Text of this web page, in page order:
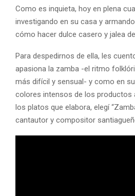
Como es inquieta, hoy en plena
investigando en su casa y
cómo hacer dulce casero y jalea
Para despedirnos de ella, les
apasiona la zamba -el ritmo
más difícil y sensual- y como en
colores intensos de los
los platos que elabora, elegí
cantautor y compositor